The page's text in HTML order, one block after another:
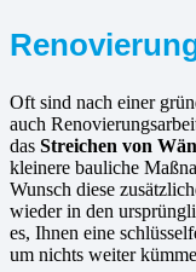
Oft sind nach einer
auch
das Streichen von
kleinere bauliche
Wunsch diese
wieder in den
es, Ihnen eine
um nichts weiter